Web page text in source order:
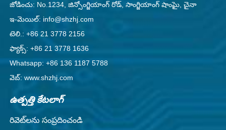
జోడించు: No.1234, జిన్సోంగ్జియాంగ్ రోడ్, సాంగ్జియాంగ్ షాంఘై, చైనా
ఇ-మెయిల్: info@shzhj.com
టెలి.: +86 21 3778 2156
ఫ్యాక్స్: +86 21 3778 1636
Whatsapp: +86 136 1187 5788
వెబ్: www.shzhj.com
ఉత్పత్తి కేటలాగ్
రివెట్‌లను సంప్రదించండి